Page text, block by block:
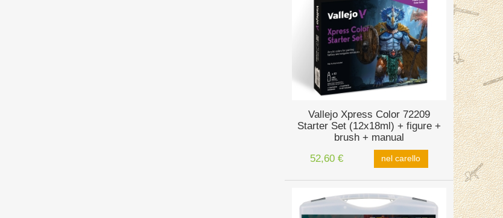
Vallejo Xpress Color 72209
Starter Set (12x18ml) + figure +
brush + manual
52,60 €
nel carello